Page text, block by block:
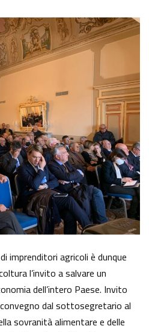
imprenditori agricoli è dunque
l’invito a salvare un
dell’intero Paese. Invito
dal sottosegretario al
sovranità alimentare e delle